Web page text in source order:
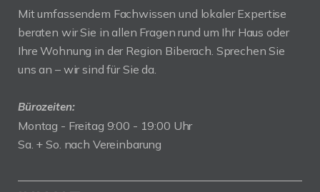
Mit umfassendem Fachwissen und lokaler Expertise
beraten wir Sie in allen Fragen rund um Ihr Haus oder
Ihre Wohnung in der Region Biberach. Sprechen Sie
uns an – wir sind für Sie da.
Bürozeiten:
Montag - Freitag 9:00 - 19:00 Uhr
Sa. + So. nach Vereinbarung